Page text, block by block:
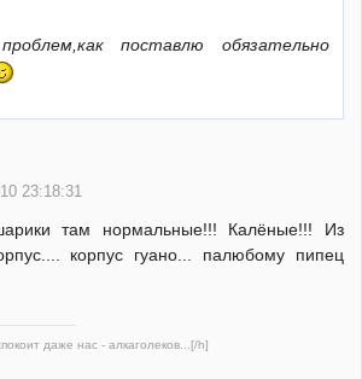
поставлю обязательно
23:18:31
там нормальные!!! Калёные!!! Из
корпус гуано... палюбому пипец
даже нас - алкаголеков...[/h]